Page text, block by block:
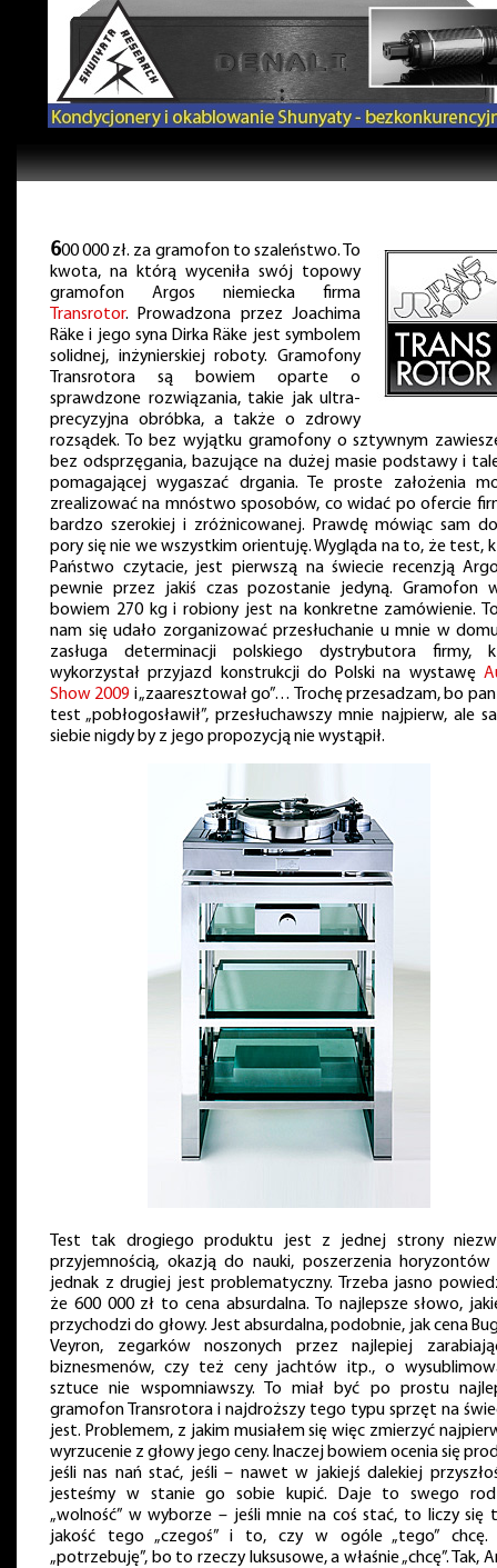
600 000 zł. za gramofon to szaleństwo. To
kwota, na którą wyceniła swój topowy
gramofon Argos niemiecka firma
Transrotor. Prowadzona przez Joachima
Räke i jego syna Dirka Räke jest symbolem
solidnej, inżynierskiej roboty. Gramofony
Transrotora są bowiem oparte o
sprawdzone rozwiązania, takie jak ultra-
precyzyjna obróbka, a także o zdrowy
rozsądek. To bez wyjątku gramofony o sztywnym
bez odsprzęgania, bazujące na dużej masie podstawy i
pomagającej wygaszać drgania. Te proste założenia
zrealizować na mnóstwo sposobów, co widać po ofercie
bardzo szerokiej i zróżnicowanej. Prawdę mówiąc sam
pory się nie we wszystkim orientuję. Wygląda na to, że test,
Państwo czytacie, jest pierwszą na świecie recenzją
pewnie przez jakiś czas pozostanie jedyną. Gramofon
bowiem 270 kg i robiony jest na konkretne zamówienie.
nam się udało zorganizować przesłuchanie u mnie w
zasługa determinacji polskiego dystrybutora firmy,
wykorzystał przyjazd konstrukcji do Polski na wystawę
Show 2009 i „zaaresztował go”… Trochę przesadzam, bo
test „pobłogosławił”, przesłuchawszy mnie najpierw, ale
siebie nigdy by z jego propozycją nie wystąpił.
Test tak drogiego produktu jest z jednej strony
przyjemnością, okazją do nauki, poszerzenia horyzontów
jednak z drugiej jest problematyczny. Trzeba jasno
że 600 000 zł to cena absurdalna. To najlepsze słowo,
przychodzi do głowy. Jest absurdalna, podobnie, jak cena
Veyron, zegarków noszonych przez najlepiej
biznesmenów, czy też ceny jachtów itp., o
sztuce nie wspomniawszy. To miał być po prostu
gramofon Transrotora i najdroższy tego typu sprzęt na
jest. Problemem, z jakim musiałem się więc zmierzyć
wyrzucenie z głowy jego ceny. Inaczej bowiem ocenia się
jeśli nas nań stać, jeśli – nawet w jakiejś dalekiej
jesteśmy w stanie go sobie kupić. Daje to swego
„wolność” w wyborze – jeśli mnie na coś stać, to liczy się
jakość tego „czegoś” i to, czy w ogóle „tego” chcę.
„potrzebuję”, bo to rzeczy luksusowe, a właśnie „chcę”. Tak,